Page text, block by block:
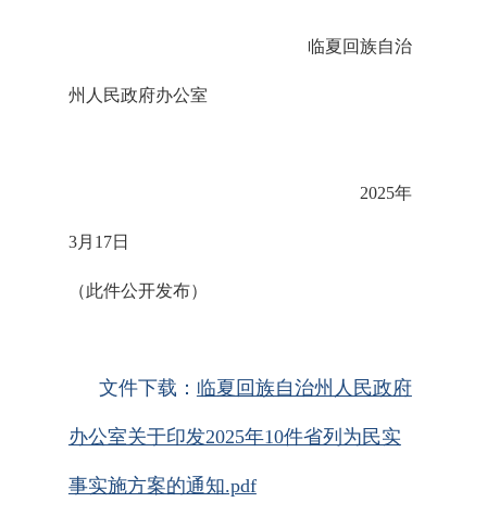
临夏回族自治
州人民政府办公室
2025年
3月17日
（此件公开发布）
文件下载： 临夏回族自治州人民政府
办公室关于印发2025年10件省列为民实
事实施方案的通知.pdf